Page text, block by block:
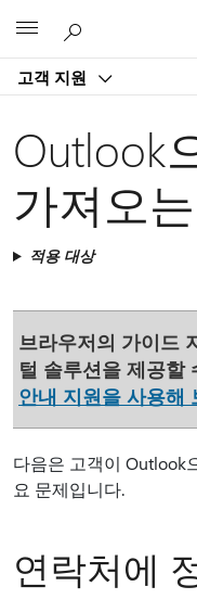
고객 지원
Outlook
가져오
적용 대상
브라우저의 가이드
털 솔루션을 제공할
안내 지원을 사용해
다음은 고객이 Outlook
요 문제입니다.
연락처에